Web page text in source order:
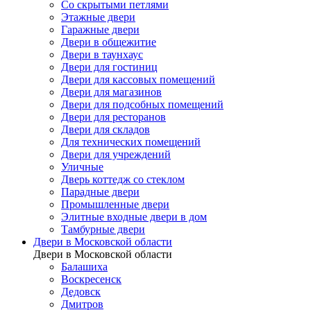
Со скрытыми петлями
Этажные двери
Гаражные двери
Двери в общежитие
Двери в таунхаус
Двери для гостиниц
Двери для кассовых помещений
Двери для магазинов
Двери для подсобных помещений
Двери для ресторанов
Двери для складов
Для технических помещений
Двери для учреждений
Уличные
Дверь коттедж со стеклом
Парадные двери
Промышленные двери
Элитные входные двери в дом
Тамбурные двери
Двери в Московской области
Двери в Московской области
Балашиха
Воскресенск
Дедовск
Дмитров